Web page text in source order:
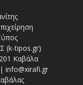
(k-tipos.gr)
Καβάλα
info@xirafi.gr